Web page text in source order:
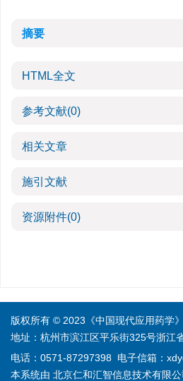
摘要
HTML全文
参考文献(0)
相关文章
施引文献
资源附件(0)
版权所有 © 2023《中国现代应用药学
地址：杭州市滨江区平乐街325号浙江
电话：0571-87297398 电子信箱：
本系统由 北京仁和汇智信息技术有限公